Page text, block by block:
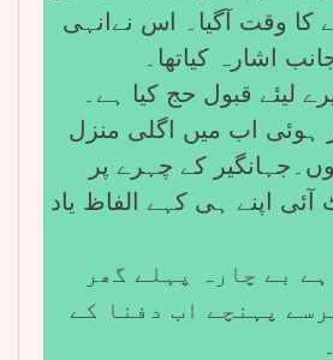
کا وقت آگیا۔ اس نےانہی
اشارہ کیاتھا۔
لیئے قبول حج کیا ہے۔
ہوئی اب میں اگلی منزل
کے چہرے پر
اپنے ہی کہے الفاظ یاد
بے چارہ پہلے گھر
پہنچے اب دفنا کے